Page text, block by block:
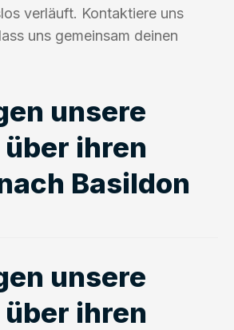
verläuft. Kontaktiere uns
uns gemeinsam deinen
unsere
ihren
Basildon
unsere
ihren